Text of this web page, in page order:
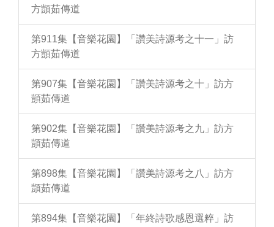
方顗茹傳道
第911集【音樂花園】「讚美詩源考之十一」訪
方顗茹傳道
第907集【音樂花園】「讚美詩源考之十」訪方
顗茹傳道
第902集【音樂花園】「讚美詩源考之九」訪方
顗茹傳道
第898集【音樂花園】「讚美詩源考之八」訪方
顗茹傳道
第894集【音樂花園】「年終詩歌感恩選粹」訪